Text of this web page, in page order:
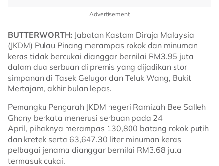
Advertisement
BUTTERWORTH: Jabatan Kastam Diraja Malaysia
(JKDM) Pulau Pinang merampas rokok dan minuman
keras tidak bercukai dianggar bernilai RM3.95 juta
dalam dua serbuan di premis yang dijadikan stor
simpanan di Tasek Gelugor dan Teluk Wang, Bukit
Mertajam, akhir bulan lepas.
Pemangku Pengarah JKDM negeri Ramizah Bee Salleh
Ghany berkata menerusi serbuan pada 24
April, pihaknya merampas 130,800 batang rokok putih
dan kretek serta 63,647.30 liter minuman keras
pelbagai jenama dianggar bernilai RM3.68 juta
termasuk cukai.